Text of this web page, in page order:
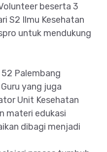
beserta 3
S2 Ilmu Kesehatan
untuk mendukung
Palembang
yang juga
Unit Kesehatan
materi edukasi
dibagi menjadi